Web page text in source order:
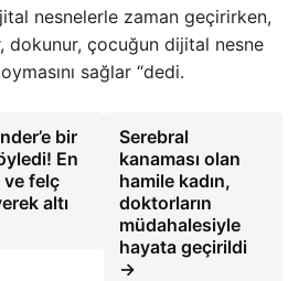
nesnelerle zaman geçirirken,
dokunur, çocuğun dijital nesne
sağlar “dedi.
bir
En
felç
altı
Serebral
kanaması olan
hamile kadın,
doktorların
müdahalesiyle
hayata geçirildi
→